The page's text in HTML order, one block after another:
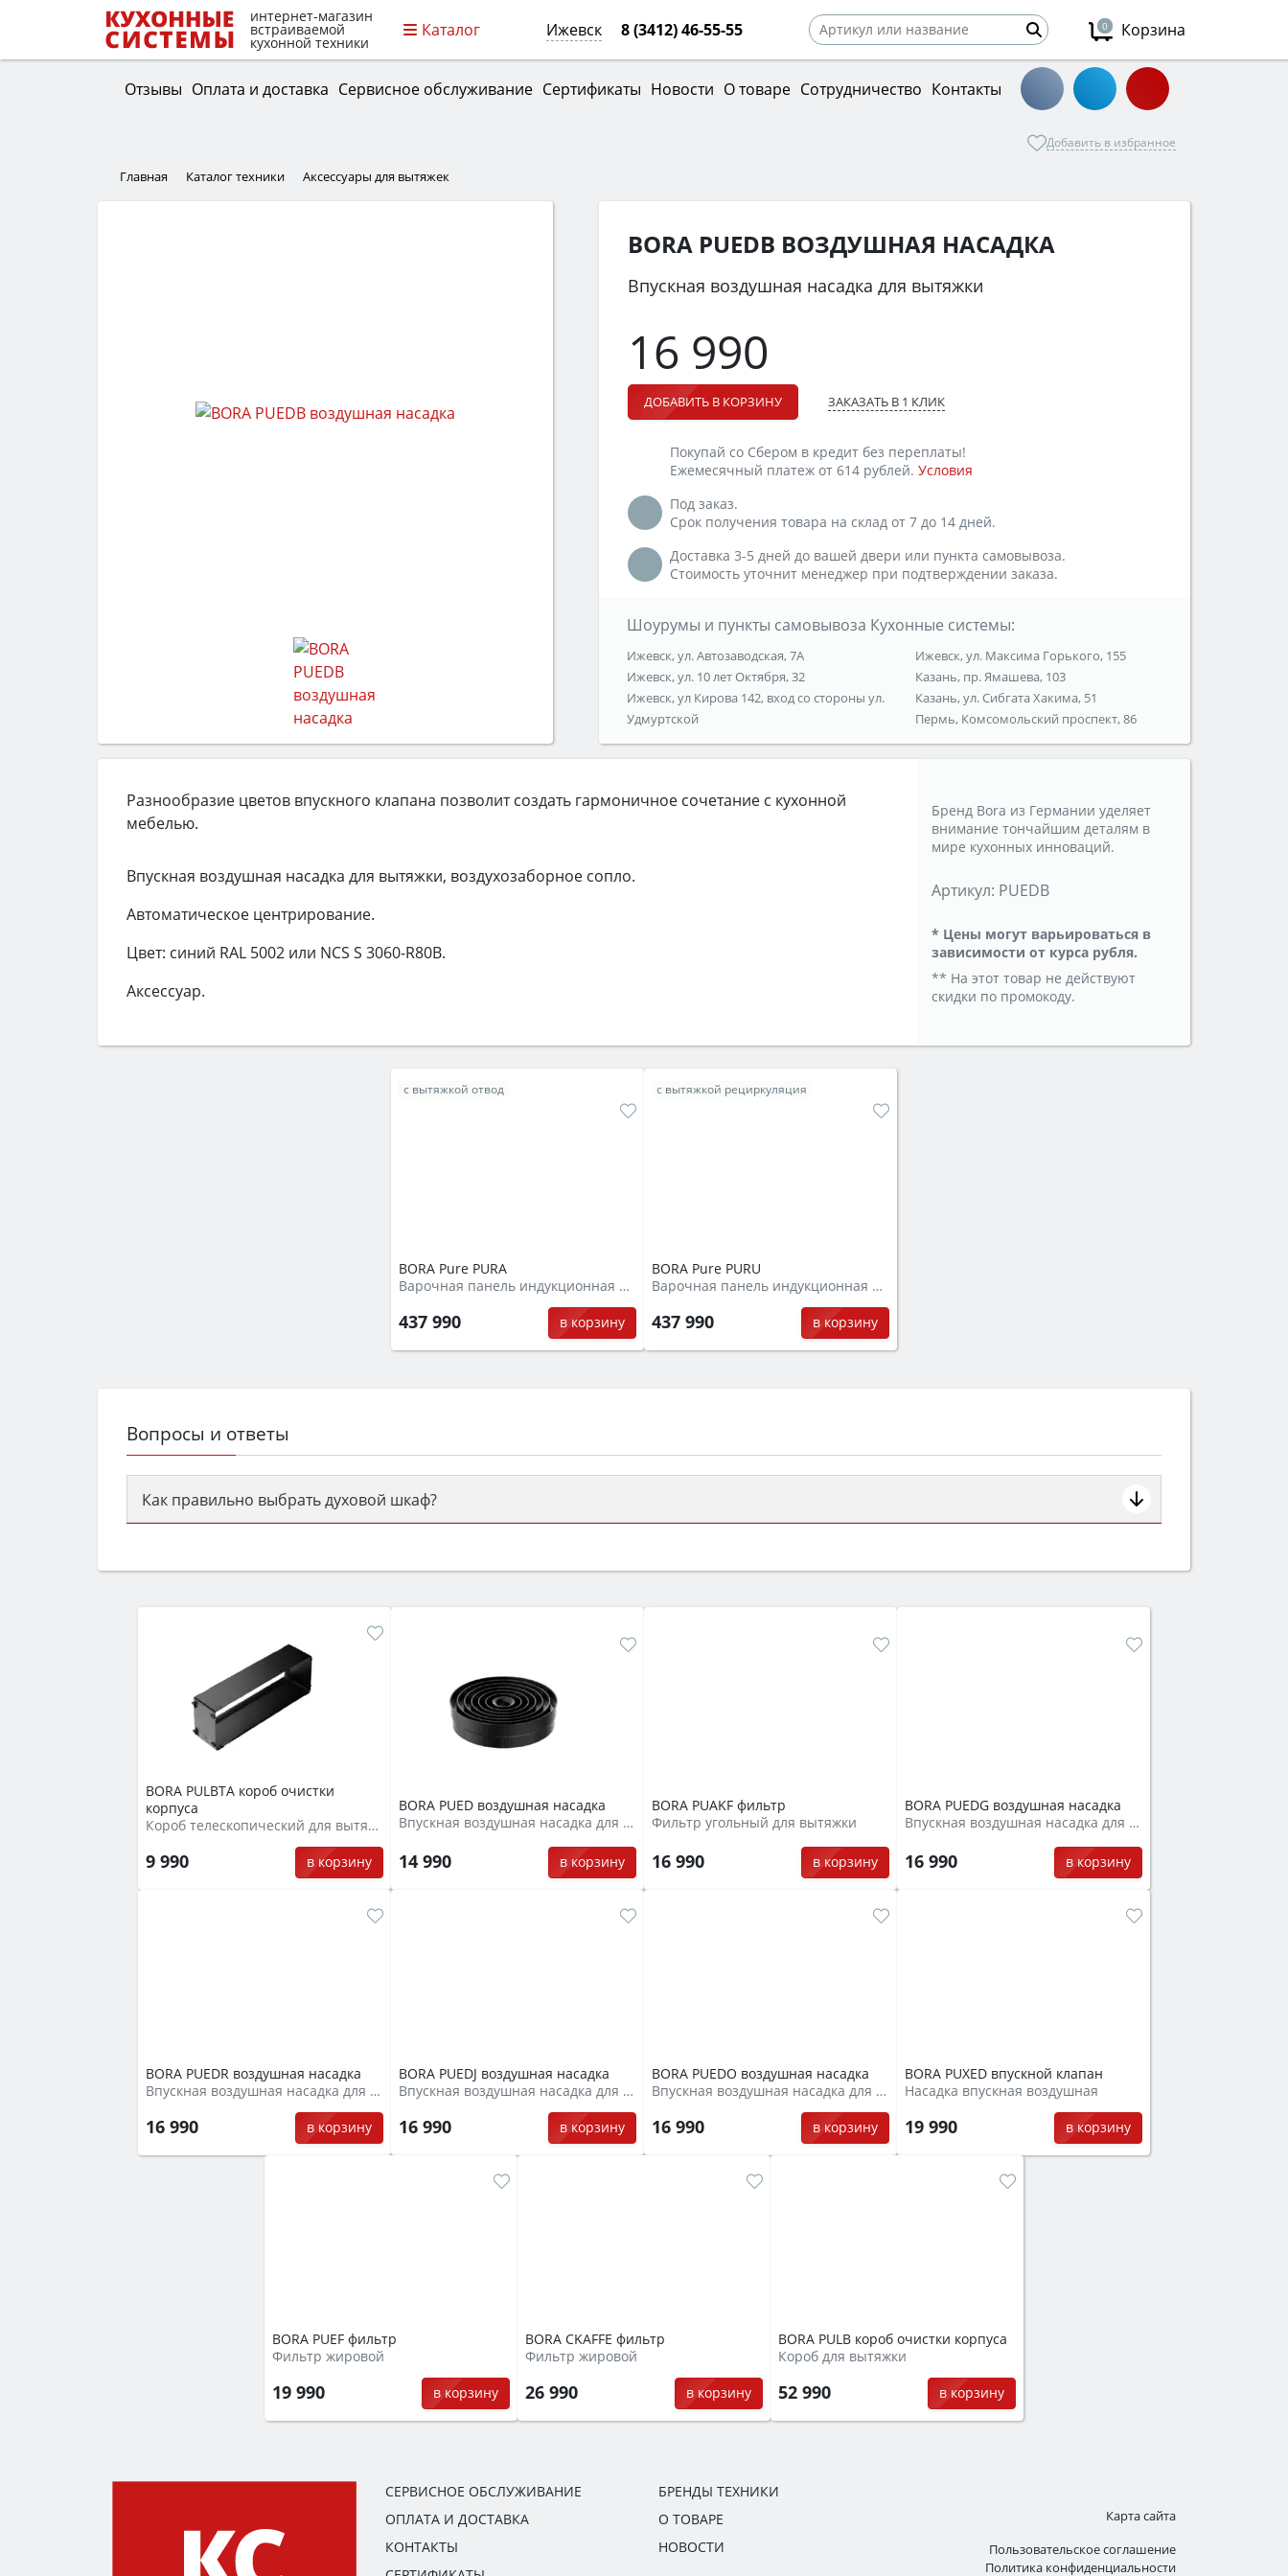
интернет-магазин
встраиваемой
кухонной техники
Каталог Ижевск 8 (3412) 46-55-55 0 Корзина
Отзывы Оплата и доставка Сервисное обслуживание Сертификаты Новости О товаре Сотрудничество Контакты
Добавить в избранное
Главная Каталог техники Аксессуары для вытяжек
BORA PUEDB ВОЗДУШНАЯ НАСАДКА
Впускная воздушная насадка для вытяжки
16 990
ДОБАВИТЬ В КОРЗИНУ ЗАКАЗАТЬ В 1 КЛИК
Покупай со Сбером в кредит без переплаты!
Ежемесячный платеж от 614 рублей. Условия
Под заказ.
Срок получения товара на склад от 7 до 14 дней.
Доставка 3-5 дней до вашей двери или пункта самовывоза.
Стоимость уточнит менеджер при подтверждении заказа.
Шоурумы и пункты самовывоза Кухонные системы:
Ижевск, ул. Автозаводская, 7А
Ижевск, ул. 10 лет Октября, 32
Ижевск, ул Кирова 142, вход со стороны ул.
Удмуртской
Ижевск, ул. Максима Горького, 155
Казань, пр. Ямашева, 103
Казань, ул. Сибгата Хакима, 51
Пермь, Комсомольский проспект, 86
Разнообразие цветов впускного клапана позволит создать гармоничное сочетание с кухонной
мебелью.
Впускная воздушная насадка для вытяжки, воздухозаборное сопло.
Автоматическое центрирование.
Цвет: синий RAL 5002 или NCS S 3060-R80B.
Аксессуар.
Бренд Bora из Германии уделяет
внимание тончайшим деталям в
мире кухонных инноваций.
Артикул: PUEDB
* Цены могут варьироваться в
зависимости от курса рубля.
** На этот товар не действуют
скидки по промокоду.
с вытяжкой отвод
BORA Pure PURA
Варочная панель индукционная с вытяжкой
437 990 в корзину
с вытяжкой рециркуляция
BORA Pure PURU
Варочная панель индукционная с вытяжкой
437 990 в корзину
Вопросы и ответы
Как правильно выбрать духовой шкаф?
семьи, класс энергопотребления не ниже A и нужные функции (конвекция, гриль, самоочистка, защита от детей).
BORA PULBTA короб очистки
корпуса
Короб телескопический для вытяжки
9 990 в корзину
BORA PUED воздушная насадка
Впускная воздушная насадка для вытяжки
14 990 в корзину
BORA PUAKF фильтр
Фильтр угольный для вытяжки
16 990 в корзину
BORA PUEDG воздушная насадка
Впускная воздушная насадка для вытяжки
16 990 в корзину
BORA PUEDR воздушная насадка
Впускная воздушная насадка для вытяжки
16 990 в корзину
BORA PUEDJ воздушная насадка
Впускная воздушная насадка для вытяжки
16 990 в корзину
BORA PUEDO воздушная насадка
Впускная воздушная насадка для вытяжки
16 990 в корзину
BORA PUХED впускной клапан
Насадка впускная воздушная
19 990 в корзину
BORA PUEF фильтр
Фильтр жировой
19 990 в корзину
BORA CKAFFE фильтр
Фильтр жировой
26 990 в корзину
BORA PULB короб очистки корпуса
Короб для вытяжки
52 990 в корзину
СЕРВИСНОЕ ОБСЛУЖИВАНИЕ
ОПЛАТА И ДОСТАВКА
КОНТАКТЫ
БРЕНДЫ ТЕХНИКИ
О ТОВАРЕ
НОВОСТИ
Карта сайта
Пользовательское соглашение
Политика конфиденциальности